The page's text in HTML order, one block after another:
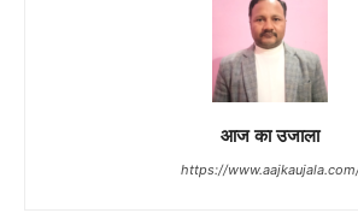
आज का उजाला
https://